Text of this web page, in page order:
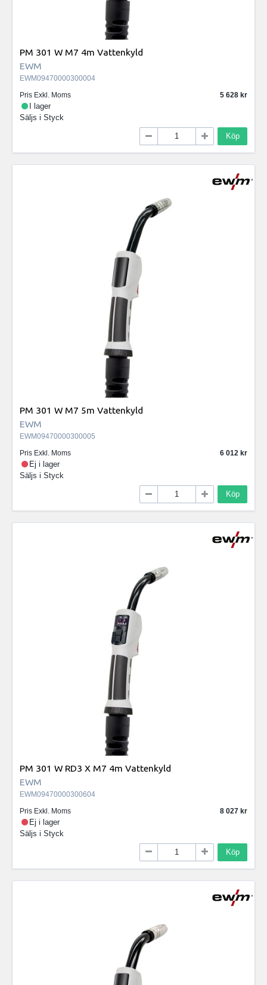
PM 301 W M7 4m Vattenkyld
EWM
EWM09470000300004
Pris Exkl. Moms
5 628
I lager
Säljs i Styck
Köp
PM 301 W M7 5m Vattenkyld
EWM
EWM09470000300005
Pris Exkl. Moms
6 012
Ej i lager
Säljs i Styck
Köp
PM 301 W RD3 X M7 4m Vattenkyld
EWM
EWM09470000300604
Pris Exkl. Moms
8 027
Ej i lager
Säljs i Styck
Köp